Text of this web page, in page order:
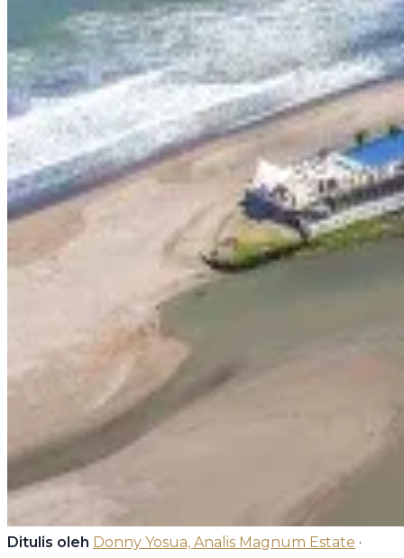
Ditulis oleh Donny Yosua, Analis Magnum Estate ·